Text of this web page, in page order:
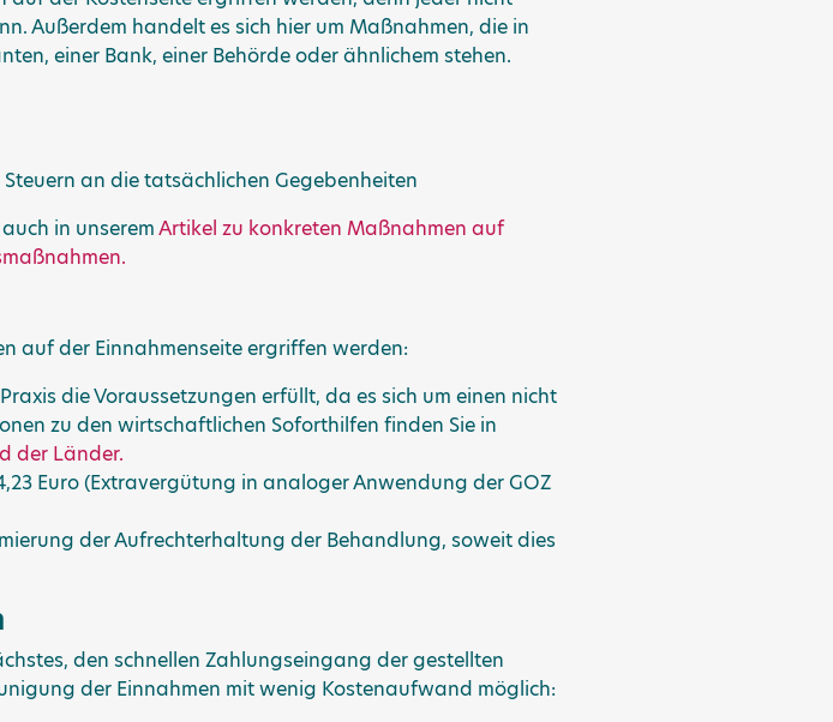
Außerdem handelt es sich hier um Maßnahmen, die in
einer Bank, einer Behörde oder ähnlichem stehen.
an die tatsächlichen Gegebenheiten
in unseremArtikel zu konkreten Maßnahmen auf
auf der Einnahmenseite ergriffen werden:
die Voraussetzungen erfüllt, da es sich um einen nicht
zu den wirtschaftlichen Soforthilfen finden Sie in
der Länder.
Euro (Extravergütung in analoger Anwendung der GOZ
der Aufrechterhaltung der Behandlung, soweit dies
den schnellen Zahlungseingang der gestellten
der Einnahmen mit wenig Kostenaufwand möglich: